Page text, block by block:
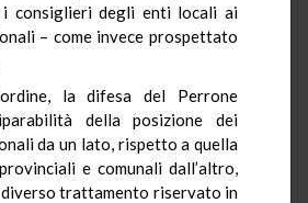
consiglieri degli enti locali ai
– come invece prospettato
la difesa del Perrone
della posizione dei
da un lato, rispetto a quella
e comunali dall’altro,
trattamento riservato in